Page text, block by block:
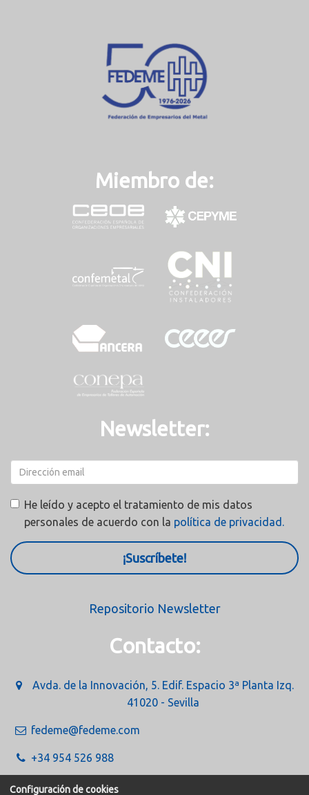
Miembro de:
Newsletter:
He leído y acepto el tratamiento de mis datos
personales de acuerdo con la política de privacidad.
¡Suscríbete!
Repositorio Newsletter
Contacto:
Avda. de la Innovación, 5. Edif. Espacio 3ª Planta Izq.
41020 - Sevilla
fedeme@fedeme.com
+34 954 526 988
Configuración de cookies